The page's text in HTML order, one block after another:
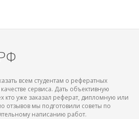
всем студентам о рефератных
сервиса. Дать объективную
кто уже заказал реферат, дипломную или
отзывов мы подготовили советы по
написанию работ.